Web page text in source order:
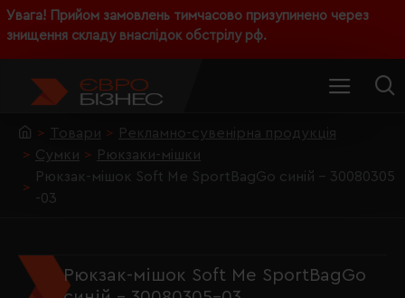
Увага! Прийом замовлень тимчасово призупинено через
знищення складу внаслідок обстрілу рф.
Товари
Рекламно-сувенірна продукція
Сумки
Рюкзаки-мішки
Рюкзак-мішок Soft Me SportBagGo синій - 30080305
-03
Рюкзак-мішок Soft Me SportBagGo